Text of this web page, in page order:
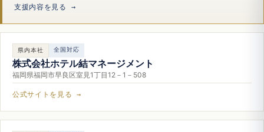
支援内容を見る →
県内本社 全国対応
株式会社ホテル結マネージメント
福岡県福岡市早良区室見1丁目12－1－508
公式サイトを見る →